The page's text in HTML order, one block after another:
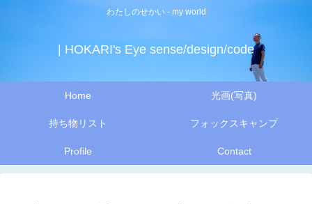
わたしのせかい - my world
| HOKARI's Eye sense/design/code
Home 光画(写真)
持ち物リスト フォックスキャンプ
Profile Contact